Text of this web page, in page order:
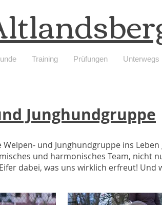
Training Prüfungen Unterwegs
Junghundgruppe
Welpen- und Junghundgruppe ins
und harmonisches Team, nicht
dabei, was uns wirklich erfreut! Und